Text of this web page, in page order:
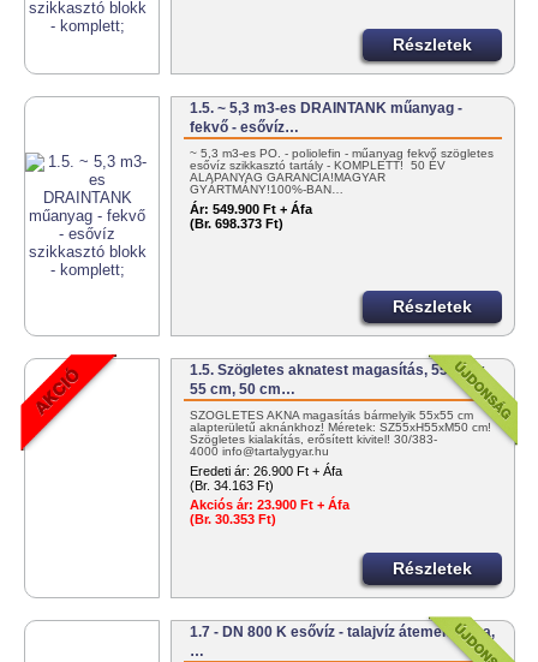
Részletek
1.5. ~ 5,3 m3-es DRAINTANK műanyag -
fekvő - esővíz…
~ 5,3 m3-es PO. - poliolefin - műanyag fekvő szögletes
esővíz szikkasztó tartály - KOMPLETT! 50 ÉV
ALAPANYAG GARANCIA!MAGYAR
GYÁRTMÁNY!100%-BAN…
Ár: 549.900 Ft + Áfa
(Br. 698.373 Ft)
Részletek
1.5. Szögletes aknatest magasítás, 55 cm x
55 cm, 50 cm…
SZÖGLETES AKNA magasítás bármelyik 55x55 cm
alapterületű aknánkhoz! Méretek: SZ55xH55xM50 cm!
Szögletes kialakítás, erősített kivitel! 30/383-
4000 info@tartalygyar.hu
Eredeti ár: 26.900 Ft + Áfa
(Br. 34.163 Ft)
Akciós ár: 23.900 Ft + Áfa
(Br. 30.353 Ft)
Részletek
1.7 - DN 800 K esővíz - talajvíz átemelő akna,
…